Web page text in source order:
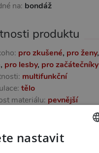
na: bondáž
produktu
pro zkušené, pro ženy,
, pro lesby, pro začátečníky
multifunkční
tělo
materiálu: pevnější
nastavit